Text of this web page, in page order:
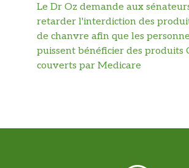
Le Dr Oz demande aux
retarder l'interdiction des
de chanvre afin que les
puissent bénéficier des produits
couverts par Medicare